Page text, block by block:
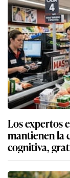
Los expertos
mantienen la
cognitiva,